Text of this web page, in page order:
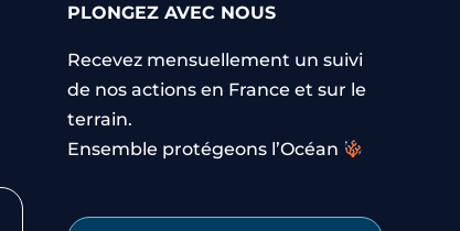
PLONGEZ AVEC NOUS
Recevez mensuellement un suivi
de nos actions en France et sur le
terrain.
Ensemble protégeons l’Océan